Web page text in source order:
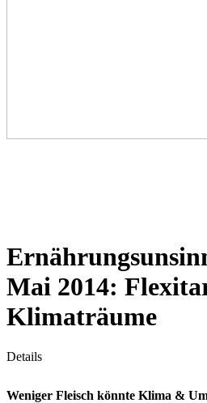
Mai 2014:
Klimaträume
Details
Weniger Fleisch könnte Klima &